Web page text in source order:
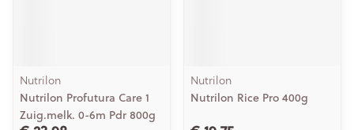
Nutrilon
Nutrilon Profutura Care 1
Zuig.melk. 0-6m Pdr 800g
Nutrilon
Nutrilon Rice Pro 400g